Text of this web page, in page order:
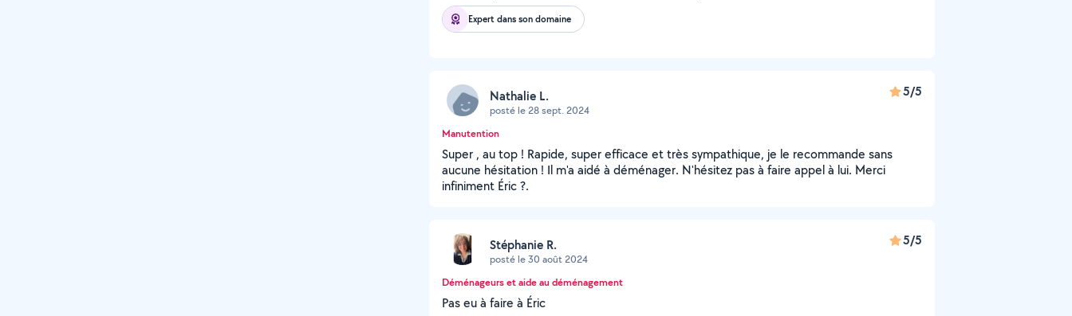
Expert dans son domaine
Nathalie L.
posté le 28 sept. 2024
5/5
Manutention
Super , au top ! Rapide, super efficace et très sympathique, je le recommande sans
aucune hésitation ! Il m'a aidé à déménager. N'hésitez pas à faire appel à lui. Merci
infiniment Éric ?.
Stéphanie R.
posté le 30 août 2024
5/5
Déménageurs et aide au déménagement
Pas eu à faire à Éric